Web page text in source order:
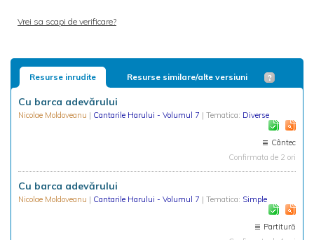
Vrei sa scapi de verificare?
Resurse inrudite Resurse similare/alte versiuni
Cu barca adevărului
Nicolae Moldoveanu | Cantarile Harului - Volumul 7 | Tematica: Diverse
Cântec
Confirmata de 2 ori
Cu barca adevărului
Nicolae Moldoveanu | Cantarile Harului - Volumul 7 | Tematica: Simple
Partitură